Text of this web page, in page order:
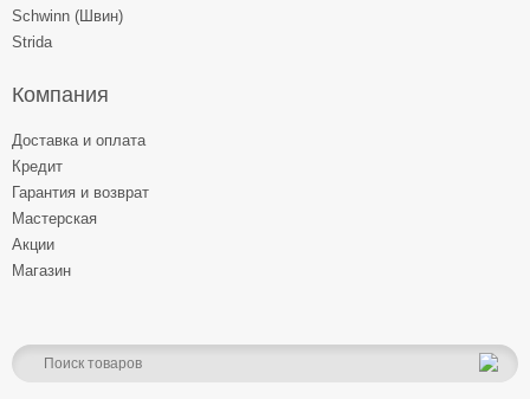
Schwinn (Швин)
Strida
Компания
Доставка и оплата
Кредит
Гарантия и возврат
Мастерская
Акции
Магазин